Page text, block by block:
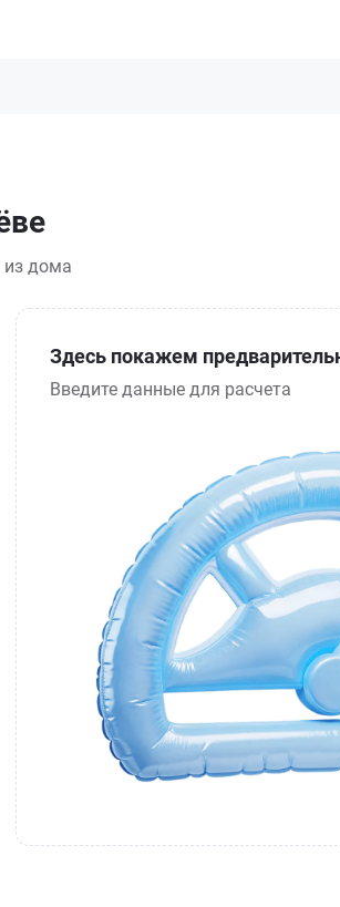
из дома
Здесь покажем
Введите данные для расчета